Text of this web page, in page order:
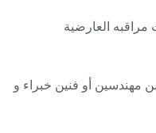
العارضية
مهندسين أو فنين خبراء و